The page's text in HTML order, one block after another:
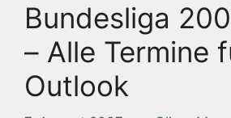
Bundesliga
– Alle Termine
Outlook